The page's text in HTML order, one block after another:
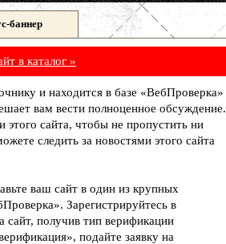
баннер
в каталог »
и находится в базе «ВебПроверка»
вам вести полноценное обсуждение.
сайта, чтобы не пропустить ни
следить за новостями этого сайта
ваш сайт в один из крупных
Зарегистрируйтесь в
сайт, получив тип верификации
подайте заявку на